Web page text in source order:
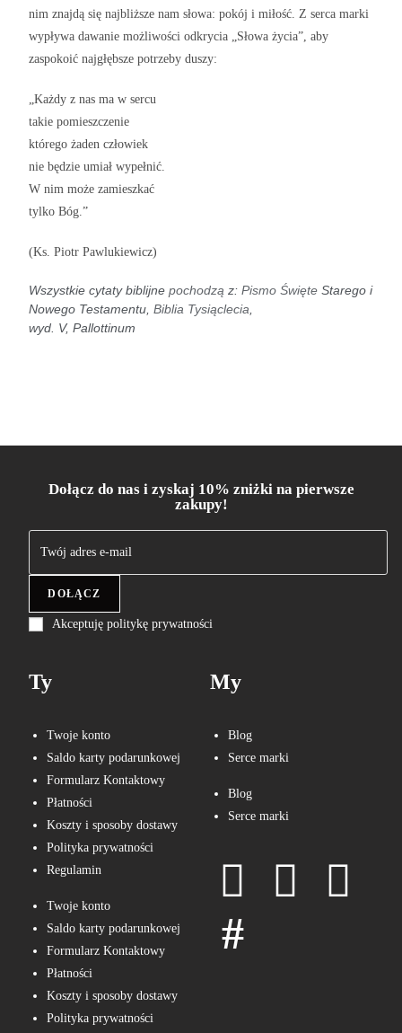
nim znajdą się najbliższe nam słowa: pokój i miłość. Z serca marki
wypływa dawanie możliwości odkrycia „Słowa życia”, aby
zaspokoić najgłębsze potrzeby duszy:
„Każdy z nas ma w sercu
takie pomieszczenie
którego żaden człowiek
nie będzie umiał wypełnić.
W nim może zamieszkać
tylko Bóg.”
(Ks. Piotr Pawlukiewicz)
Wszystkie cytaty biblijnepochodzą z:Pismo Święte Starego i
Nowego Testamentu,Biblia Tysiąclecia,
wyd. V, Pallottinum
Dołącz do nas i zyskaj 10% zniżki na pierwsze
zakupy!
DOŁĄCZ
Akceptuję politykę prywatności
Ty
Twoje konto
Saldo karty podarunkowej
Formularz Kontaktowy
Płatności
Koszty i sposoby dostawy
Polityka prywatności
Regulamin
Twoje konto
Saldo karty podarunkowej
Formularz Kontaktowy
Płatności
Koszty i sposoby dostawy
Polityka prywatności
My
Blog
Serce marki
Blog
Serce marki